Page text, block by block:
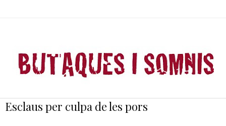
Esclaus per culpa de les pors